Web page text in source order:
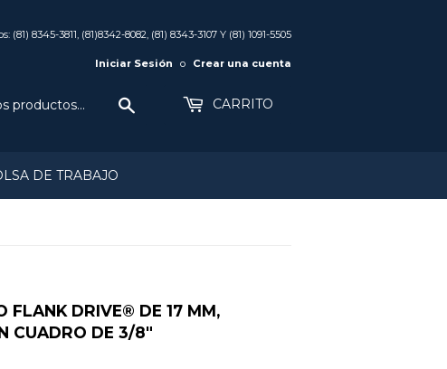
(81) 8345-3811, (81)8342-8082, (81) 8343-3107 Y (81) 1091-5505
Iniciar Sesión o Crear una cuenta
CARRITO
DE TRABAJO
FLANK DRIVE® DE 17 MM,
CUADRO DE 3/8"